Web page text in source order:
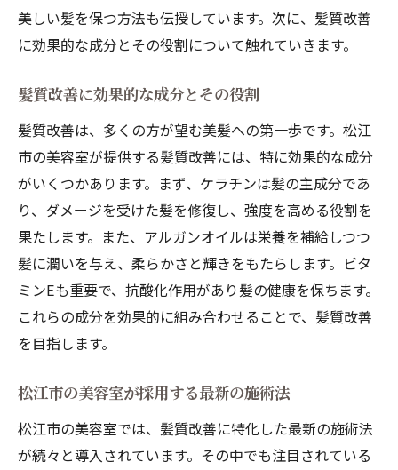
美しい髪を保つ方法も伝授しています。次に、髪質改善
に効果的な成分とその役割について触れていきます。
髪質改善に効果的な成分とその役割
髪質改善は、多くの方が望む美髪への第一歩です。松江
市の美容室が提供する髪質改善には、特に効果的な成分
がいくつかあります。まず、ケラチンは髪の主成分であ
り、ダメージを受けた髪を修復し、強度を高める役割を
果たします。また、アルガンオイルは栄養を補給しつつ
髪に潤いを与え、柔らかさと輝きをもたらします。ビタ
ミンEも重要で、抗酸化作用があり髪の健康を保ちます。
これらの成分を効果的に組み合わせることで、髪質改善
を目指します。
松江市の美容室が採用する最新の施術法
松江市の美容室では、髪質改善に特化した最新の施術法
が続々と導入されています。その中でも注目されている